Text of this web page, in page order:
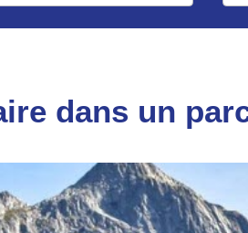
dans un